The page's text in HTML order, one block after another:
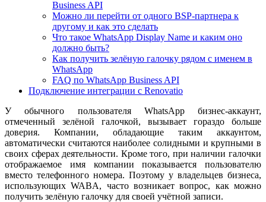
Business API
Можно ли перейти от одного BSP-партнера к
другому и как это сделать
Что такое WhatsApp Display Name и каким оно
должно быть?
Как получить зелёную галочку рядом с именем в
WhatsApp
FAQ по WhatsApp Business API
Подключение интеграции с Renovatio
У обычного пользователя WhatsApp бизнес-аккаунт,
отмеченный зелёной галочкой, вызывает гораздо больше
доверия. Компании, обладающие таким аккаунтом,
автоматически считаются наиболее солидными и крупными в
своих сферах деятельности. Кроме того, при наличии галочки
отображаемое имя компании показывается пользователю
вместо телефонного номера. Поэтому у владельцев бизнеса,
использующих WABA, часто возникает вопрос, как можно
получить зелёную галочку для своей учётной записи.